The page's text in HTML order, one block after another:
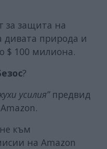
за защита на
дивата природа и
$ 100 милиона.
?
усилия”предвид
към
на Amazon